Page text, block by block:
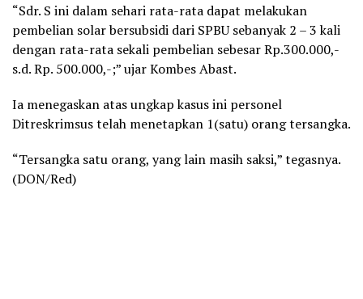
“Sdr. S ini dalam sehari rata-rata dapat melakukan
pembelian solar bersubsidi dari SPBU sebanyak 2 – 3 kali
dengan rata-rata sekali pembelian sebesar Rp.300.000,-
s.d. Rp. 500.000,-;” ujar Kombes Abast.
Ia menegaskan atas ungkap kasus ini personel
Ditreskrimsus telah menetapkan 1(satu) orang tersangka.
“Tersangka satu orang, yang lain masih saksi,” tegasnya.
(DON/Red)